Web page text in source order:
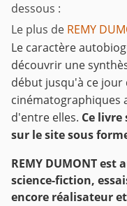
dessous :
Le plus de REMY
Le caractère
découvrir une
début jusqu'à ce
cinématographiques
d'entre elles. Ce
sur le site sous
REMY DUMONT
science-fiction,
encore réalisateur